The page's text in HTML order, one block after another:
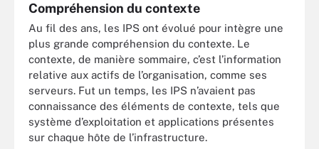
Compréhension du contexte
Au fil des ans, les IPS ont évolué pour intègre une
plus grande compréhension du contexte. Le
contexte, de manière sommaire, c’est l’information
relative aux actifs de l’organisation, comme ses
serveurs. Fut un temps, les IPS n’avaient pas
connaissance des éléments de contexte, tels que
système d’exploitation et applications présentes
sur chaque hôte de l’infrastructure.